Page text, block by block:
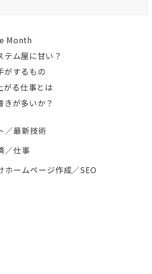
Month
テム屋に甘い？
がするもの
がる仕事とは
きが多いか？
／最新技術
／仕事
ホームページ作成／SEO